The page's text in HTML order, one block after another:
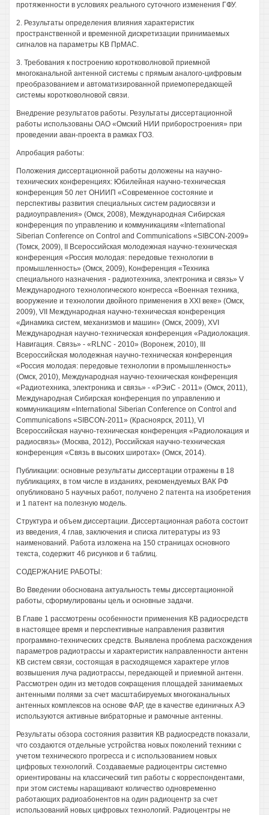
протяженности в условиях реального суточного изменения ГФУ.
2. Результаты определения влияния характеристик
пространственной и временной дискретизации принимаемых
сигналов на параметры KB ПрМАС.
3. Требования к построению коротковолновой приемной
многоканальной антенной системы с прямым аналого-цифровым
преобразованием и автоматизированной приемопередающей
системы коротковолновой связи.
Внедрение результатов работы. Результаты диссертационной
работы использованы ОАО «Омский НИИ приборостроения» при
проведении аван-проекта в рамках ГОЗ.
Апробация работы:
Положения диссертационной работы доложены на научно-
технических конференциях: Юбилейная научно-техническая
конференция 50 лет ОНИИП «Современное состояние и
перспективы развития специальных систем радиосвязи и
радиоуправления» (Омск, 2008), Международная Сибирская
конференция по управлению и коммуникациям «International
Siberian Conference on Control and Communications «SIBCON-2009»
(Томск, 2009), II Всероссийская молодежная научно-техническая
конференция «Россия молодая: передовые технологии в
промышленность» (Омск, 2009), Конференция «Техника
специального назначения - радиотехника, электроника и связь» V
Международного технологического конгресса «Военная техника,
вооружение и технологии двойного применения в XXI веке» (Омск,
2009), VII Международная научно-техническая конференция
«Динамика систем, механизмов и машин» (Омск, 2009), XVI
Международная научно-техническая конференция «Радиолокация.
Навигация. Связь» - «RLNC - 2010» (Воронеж, 2010), III
Всероссийская молодежная научно-техническая конференция
«Россия молодая: передовые технологии в промышленность»
(Омск, 2010), Международная научно-техническая конференция
«Радиотехника, электроника и связь» - «РЭиС - 2011» (Омск, 2011),
Международная Сибирская конференция по управлению и
коммуникациям «International Siberian Conference on Control and
Communications «SIBCON-2011» (Красноярск, 2011), VI
Всероссийская научно-техническая конференция «Радиолокация и
радиосвязь» (Москва, 2012), Российская научно-техническая
конференция «Связь в высоких широтах» (Омск, 2014).
Публикации: основные результаты диссертации отражены в 18
публикациях, в том числе в изданиях, рекомендуемых ВАК РФ
опубликовано 5 научных работ, получено 2 патента на изобретения
и 1 патент на полезную модель.
Структура и объем диссертации. Диссертационная работа состоит
из введения, 4 глав, заключения и списка литературы из 93
наименований. Работа изложена на 150 страницах основного
текста, содержит 46 рисунков и 6 таблиц.
СОДЕРЖАНИЕ РАБОТЫ:
Во Введении обоснована актуальность темы диссертационной
работы, сформулированы цель и основные задачи.
В Главе 1 рассмотрены особенности применения КВ радиосредств
в настоящее время и перспективные направления развития
программно-технических средств. Выявлена проблема расхождения
параметров радиотрассы и характеристик направленности антенн
КВ систем связи, состоящая в расходящемся характере углов
возвышения луча радиотрассы, передающей и приемной антенн.
Рассмотрен один из методов сокращения площадей занимаемых
антенными полями за счет масштабируемых многоканальных
антенных комплексов на основе ФАР, где в качестве единичных АЭ
используются активные вибраторные и рамочные антенны.
Результаты обзора состояния развития КВ радиосредств показали,
что создаются отдельные устройства новых поколений техники с
учетом технического прогресса и с использованием новых
цифровых технологий. Создаваемые радиоцентры системно
ориентированы на классический тип работы с корреспондентами,
при этом системы наращивают количество одновременно
работающих радиоабонентов на один радиоцентр за счет
использований новых цифровых технологий. Радиоцентры не